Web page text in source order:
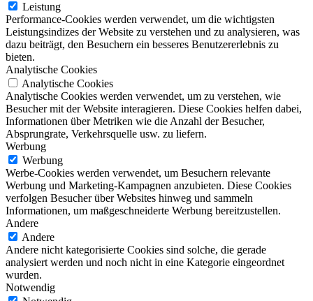
Leistung
Performance-Cookies werden verwendet, um die wichtigsten
Leistungsindizes der Website zu verstehen und zu analysieren, was
dazu beiträgt, den Besuchern ein besseres Benutzererlebnis zu
bieten.
Analytische Cookies
Analytische Cookies
Analytische Cookies werden verwendet, um zu verstehen, wie
Besucher mit der Website interagieren. Diese Cookies helfen dabei,
Informationen über Metriken wie die Anzahl der Besucher,
Absprungrate, Verkehrsquelle usw. zu liefern.
Werbung
Werbung
Werbe-Cookies werden verwendet, um Besuchern relevante
Werbung und Marketing-Kampagnen anzubieten. Diese Cookies
verfolgen Besucher über Websites hinweg und sammeln
Informationen, um maßgeschneiderte Werbung bereitzustellen.
Andere
Andere
Andere nicht kategorisierte Cookies sind solche, die gerade
analysiert werden und noch nicht in eine Kategorie eingeordnet
wurden.
Notwendig